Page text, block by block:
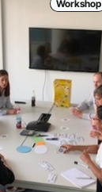
Workshop